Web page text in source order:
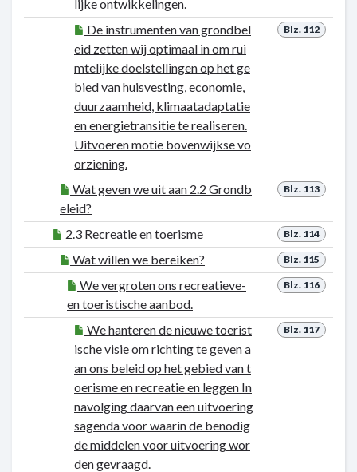
lijke ontwikkelingen.
Blz. 112
De instrumenten van grondbel
eid zetten wij optimaal in om rui
mtelijke doelstellingen op het ge
bied van huisvesting, economie,
duurzaamheid, klimaatadaptatie
en energietransitie te realiseren.
Uitvoeren motie bovenwijkse vo
orziening.
Blz. 113
Wat geven we uit aan 2.2 Grondb
eleid?
Blz. 114
2.3 Recreatie en toerisme
Blz. 115
Wat willen we bereiken?
Blz. 116
We vergroten ons recreatieve-
en toeristische aanbod.
Blz. 117
We hanteren de nieuwe toerist
ische visie om richting te geven a
an ons beleid op het gebied van t
oerisme en recreatie en leggen In
navolging daarvan een uitvoering
sagenda voor waarin de benodig
de middelen voor uitvoering wor
den gevraagd.